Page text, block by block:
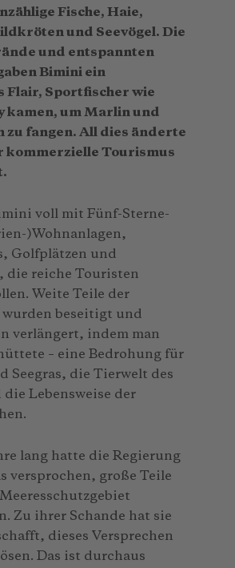
Fische, Haie,
und Seevögel. Die
und entspannten
Bimini ein
Flair, Sportfischer wie
kamen, um Marlin und
zu fangen. All dies änderte
kommerzielle Tourismus
voll mit Fünf-Sterne-
)Wohnanlagen,
Golfplätzen und
die reiche Touristen
Weite Teile der
beseitigt und
verlängert, indem man
– eine Bedrohung für
Seegras, die Tierwelt des
die Lebensweise der
lang hatte die Regierung
versprochen, große Teile
Zu ihrer Schande hat sie
dieses Versprechen
Das ist durchaus